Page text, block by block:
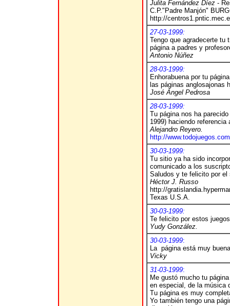
Julita Fernández Díez -
C.P."Padre Manjón"
http://
27-03-1999:
Tengo que agradecerte tu
página a padres y
Antonio Núñez
28-03-1999:
Enhorabuena por tu
las páginas anglosajonas
José Ángel Pedrosa
28-03-1999:
Tu página nos ha
1999) haciendo referencia
Alejandro Reyero.
http://www.todojuegos.com
30-03-1999:
Tu sitio ya ha sido
comunicado a los
Saludos y te felicito por el
Héctor J. Russo
http://
Texas U.S.A.
30-03-1999:
Te felicito por estos
Yudy González.
30-03-1999:
La página está muy
Vicky
31-03-1999:
Me gustó mucho tu
en especial, de la música
Tu página es muy
Yo también tengo una